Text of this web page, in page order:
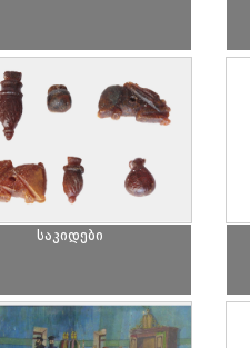
საკიდები